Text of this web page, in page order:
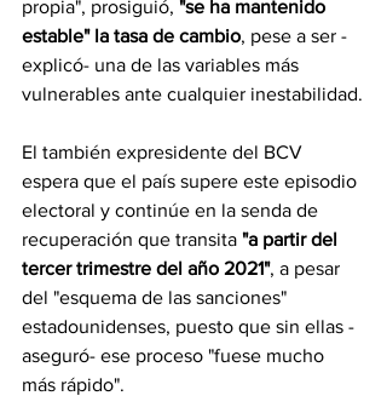
propia", prosiguió, "se ha mantenido
estable" la tasa de cambio, pese a ser -
explicó- una de las variables más
vulnerables ante cualquier inestabilidad.
El también expresidente del BCV
espera que el país supere este episodio
electoral y continúe en la senda de
recuperación que transita "a partir del
tercer trimestre del año 2021", a pesar
del "esquema de las sanciones"
estadounidenses, puesto que sin ellas -
aseguró- ese proceso "fuese mucho
más rápido".